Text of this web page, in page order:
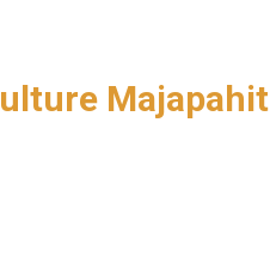
Majapahit